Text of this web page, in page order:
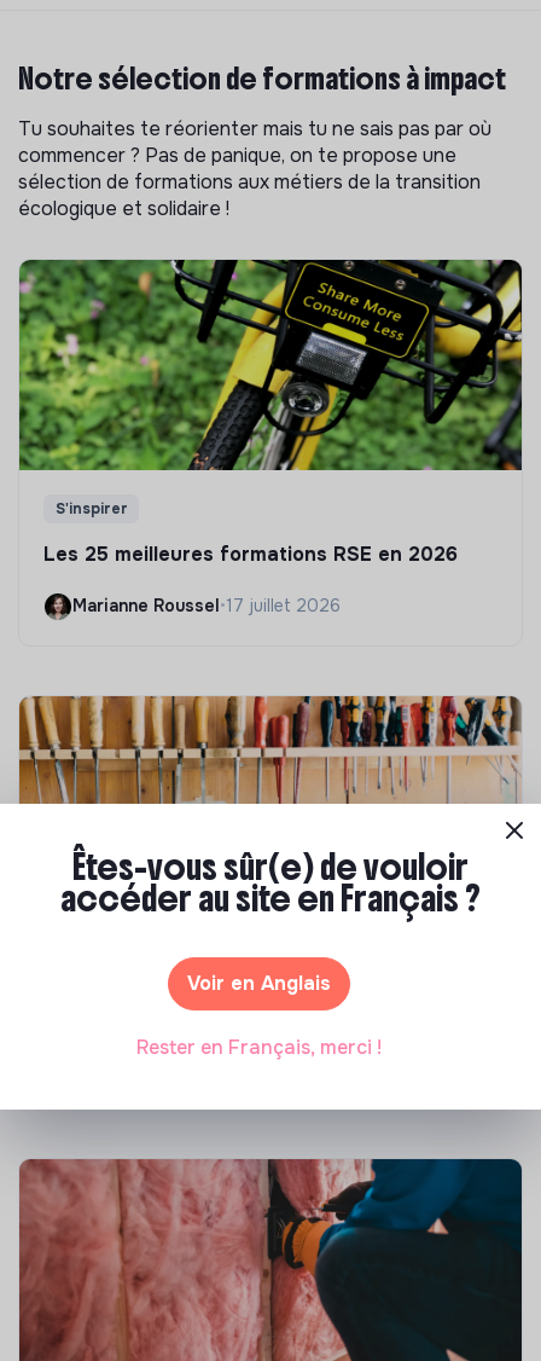
Notre sélection de formations à impact
Tu souhaites te réorienter mais tu ne sais pas par où
commencer ? Pas de panique, on te propose une
sélection de formations aux métiers de la transition
écologique et solidaire !
S'inspirer
Les 25 meilleures formations RSE en 2026
Marianne Roussel •17 juillet 2026
Comment se former à la transition écologique
Êtes-vous sûr(e) de vouloir
accéder au site en Français ?
Voir en Anglais
Rester en Français, merci !